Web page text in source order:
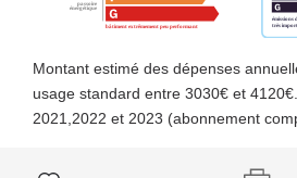
Montant estimé des dépenses
usage standard entre 3030€ et
2021,2022 et 2023 (abonnement